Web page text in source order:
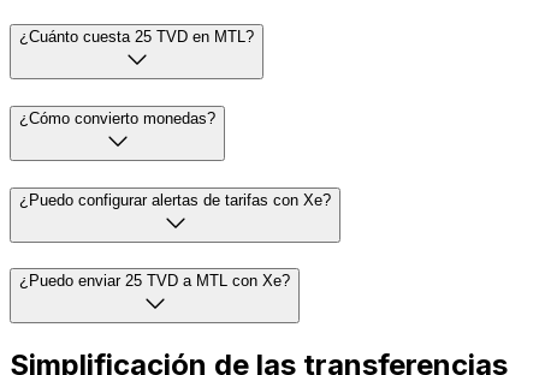
¿Cuánto cuesta 25 TVD en MTL?
¿Cómo convierto monedas?
¿Puedo configurar alertas de tarifas con Xe?
¿Puedo enviar 25 TVD a MTL con Xe?
Simplificación de las transferencias